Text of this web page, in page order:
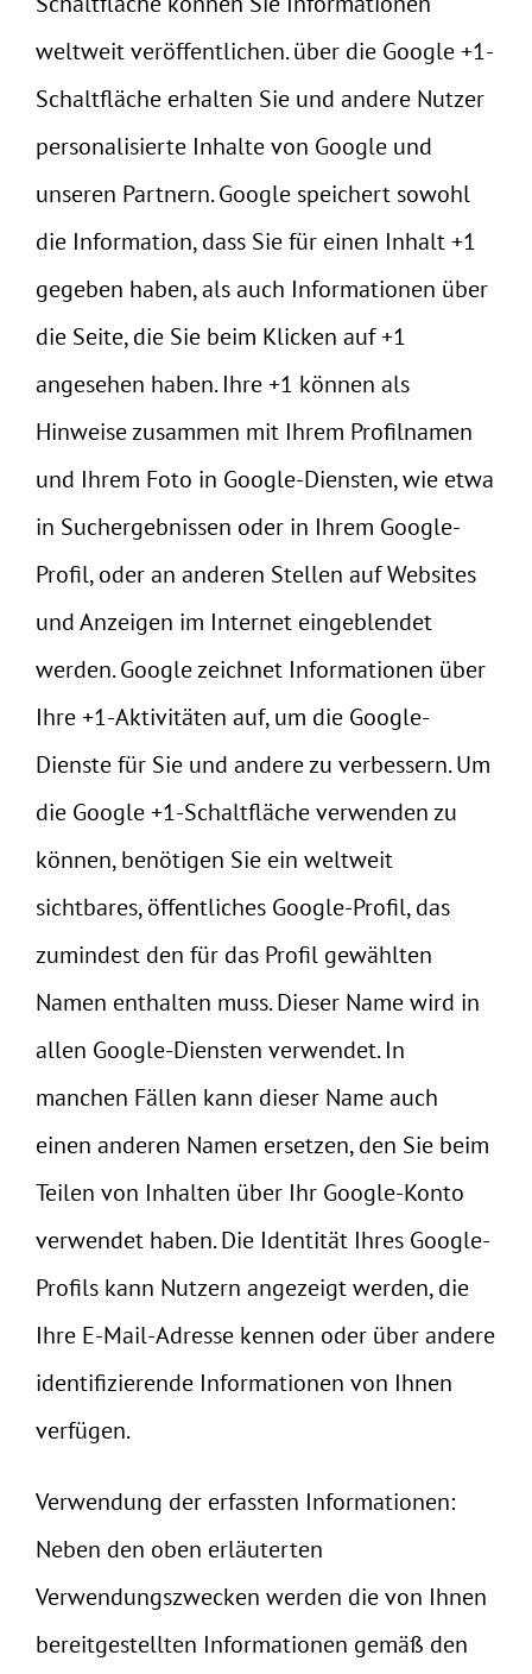
weltweit veröffentlichen. über die Google +1-
Schaltfläche erhalten Sie und andere Nutzer
personalisierte Inhalte von Google und
unseren Partnern. Google speichert sowohl
die Information, dass Sie für einen Inhalt +1
gegeben haben, als auch Informationen über
die Seite, die Sie beim Klicken auf +1
angesehen haben. Ihre +1 können als
Hinweise zusammen mit Ihrem Profilnamen
und Ihrem Foto in Google-Diensten, wie etwa
in Suchergebnissen oder in Ihrem Google-
Profil, oder an anderen Stellen auf Websites
und Anzeigen im Internet eingeblendet
werden. Google zeichnet Informationen über
Ihre +1-Aktivitäten auf, um die Google-
Dienste für Sie und andere zu verbessern. Um
die Google +1-Schaltfläche verwenden zu
können, benötigen Sie ein weltweit
sichtbares, öffentliches Google-Profil, das
zumindest den für das Profil gewählten
Namen enthalten muss. Dieser Name wird in
allen Google-Diensten verwendet. In
manchen Fällen kann dieser Name auch
einen anderen Namen ersetzen, den Sie beim
Teilen von Inhalten über Ihr Google-Konto
verwendet haben. Die Identität Ihres Google-
Profils kann Nutzern angezeigt werden, die
Ihre E-Mail-Adresse kennen oder über andere
identifizierende Informationen von Ihnen
verfügen.
Verwendung der erfassten Informationen:
Neben den oben erläuterten
Verwendungszwecken werden die von Ihnen
bereitgestellten Informationen gemäß den